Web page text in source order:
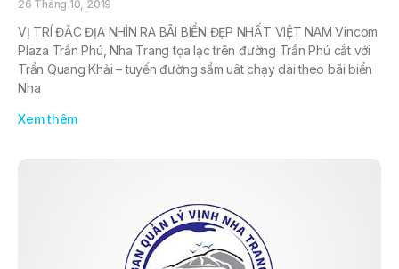
26 Tháng 10, 2019
VỊ TRÍ ĐĂC ĐỊA NHÌN RA BÃI BIỂN ĐẸP NHẤT VIỆT NAM Vincom
Plaza Trần Phú, Nha Trang tọa lạc trên đường Trần Phú cắt với
Trần Quang Khải – tuyến đường sầm uât chạy dài theo bãi biển
Nha
Xem thêm